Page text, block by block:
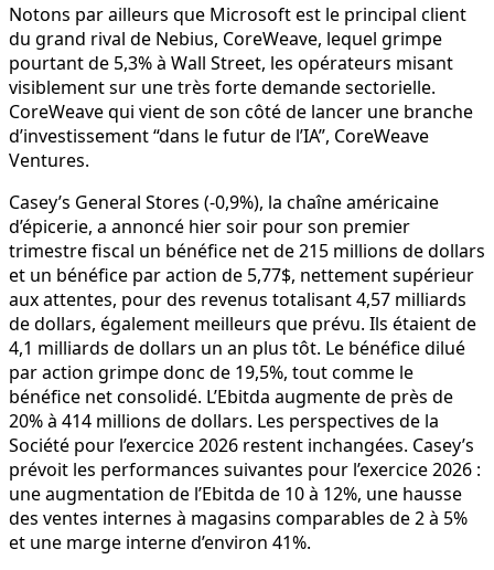
Notons par ailleurs que Microsoft est le principal client
du grand rival de Nebius, CoreWeave, lequel grimpe
pourtant de 5,3% à Wall Street, les opérateurs misant
visiblement sur une très forte demande sectorielle.
CoreWeave qui vient de son côté de lancer une branche
d’investissement “dans le futur de l’IA”, CoreWeave
Ventures.
Casey’s General Stores (-0,9%), la chaîne américaine
d’épicerie, a annoncé hier soir pour son premier
trimestre fiscal un bénéfice net de 215 millions de dollars
et un bénéfice par action de 5,77$, nettement supérieur
aux attentes, pour des revenus totalisant 4,57 milliards
de dollars, également meilleurs que prévu. Ils étaient de
4,1 milliards de dollars un an plus tôt. Le bénéfice dilué
par action grimpe donc de 19,5%, tout comme le
bénéfice net consolidé. L’Ebitda augmente de près de
20% à 414 millions de dollars. Les perspectives de la
Société pour l’exercice 2026 restent inchangées. Casey’s
prévoit les performances suivantes pour l’exercice 2026 :
une augmentation de l’Ebitda de 10 à 12%, une hausse
des ventes internes à magasins comparables de 2 à 5%
et une marge interne d’environ 41%.